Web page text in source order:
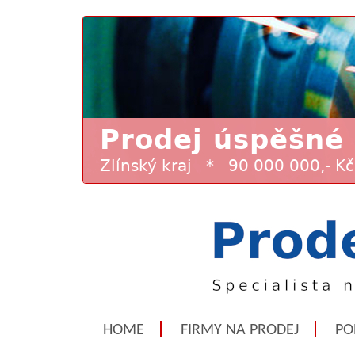
HOME FIRMY NA PRODEJ